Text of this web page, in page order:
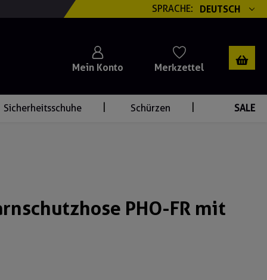
SPRACHE: DEUTSCH
Mein Konto Merkzettel
Sicherheitsschuhe Schürzen SALE
PHO-FR mit